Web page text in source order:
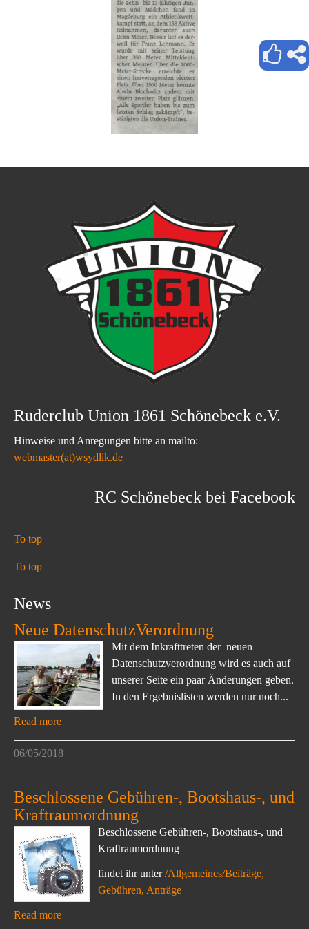
Ruderclub Union 1861 Schönebeck e.V.
Hinweise und Anregungen bitte an mailto:
webmaster(at)wsydlik.de
RC Schönebeck bei Facebook
To top
To top
News
Neue DatenschutzVerordnung
Mit dem Inkrafttreten der neuen
Datenschutzverordnung wird es auch auf
unserer Seite ein paar Änderungen geben.
In den Ergebnislisten werden nur noch...
Read more
06/05/2018
Beschlossene Gebühren-, Bootshaus-, und
Kraftraumordnung
Beschlossene Gebühren-, Bootshaus-, und
Kraftraumordnung
findet ihr unter/Allgemeines/Beiträge,
Gebühren, Anträge
Read more